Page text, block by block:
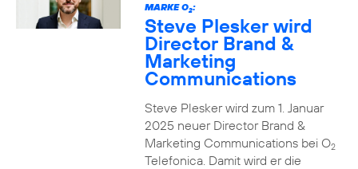
MARKE O2:
Steve Plesker wird
Director Brand &
Marketing
Communications
Steve Plesker wird zum 1. Januar
2025 neuer Director Brand &
Marketing Communications bei O2
Telefonica. Damit wird er die